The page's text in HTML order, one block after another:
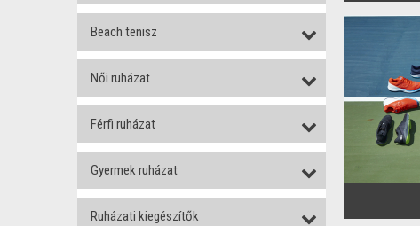
Beach tenisz
Női ruházat
Férfi ruházat
Gyermek ruházat
Ruházati kiegészítők